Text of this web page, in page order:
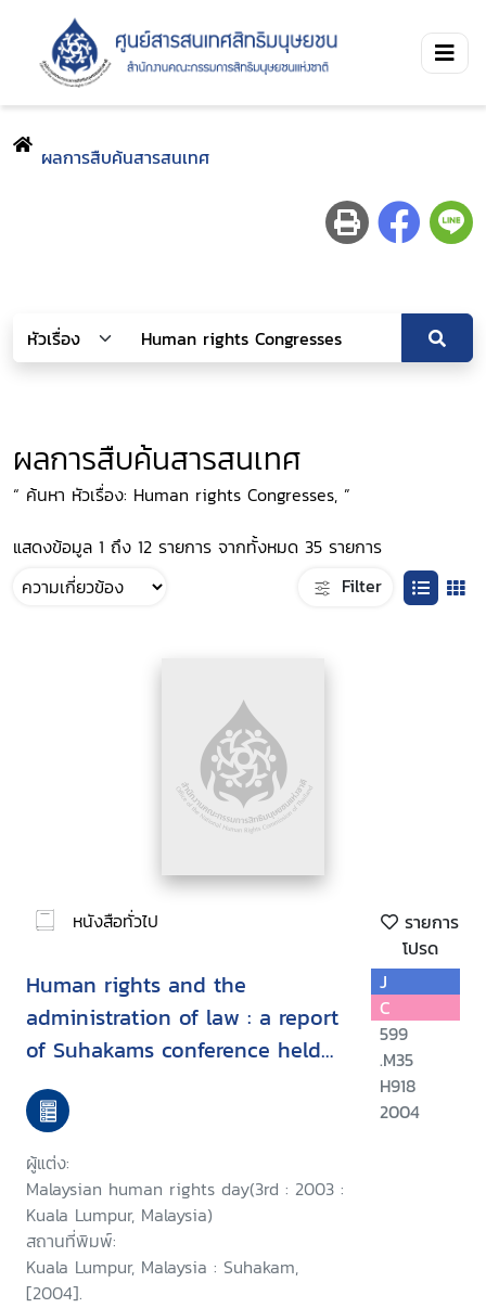
ผลการสืบค้นสารสนเทศ
ผลการสืบค้นสารสนเทศ
“ ค้นหา หัวเรื่อง: Human rights Congresses, ”
แสดงข้อมูล 1 ถึง 12 รายการ จากทั้งหมด 35 รายการ
Filter
หนังสือทั่วไป
รายการ
โปรด
Human rights and the
administration of law : a report
of Suhakams conference held
in conjunction with the third
Malaysian human rights day, 9-
10 September 2003, Kuala
Lumpur, Malaysia/
ผู้แต่ง:
Malaysian human rights day(3rd : 2003 :
Kuala Lumpur, Malaysia)
สถานที่พิมพ์:
Kuala Lumpur, Malaysia : Suhakam,
[2004].
J
C
599
.M35
H918
2004